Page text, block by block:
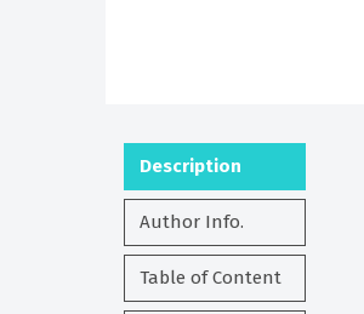
Description
Author Info.
Table of Content